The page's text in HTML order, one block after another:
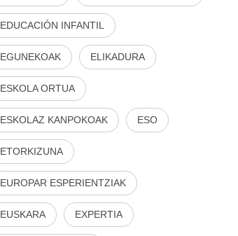
EDUCACIÓN INFANTIL
EGUNEKOAK ELIKADURA
ESKOLA ORTUA
ESKOLAZ KANPOKOAK ESO
ETORKIZUNA
EUROPAR ESPERIENTZIAK
EUSKARA EXPERTIA